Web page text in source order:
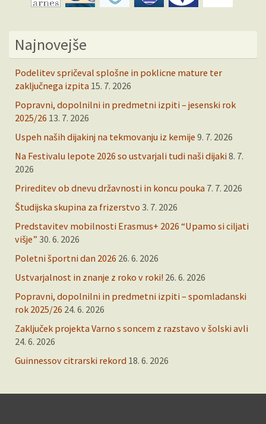
Najnovejše
Podelitev spričeval splošne in poklicne mature ter
zaključnega izpita 15. 7. 2026
Popravni, dopolnilni in predmetni izpiti – jesenski rok
2025/26 13. 7. 2026
Uspeh naših dijakinj na tekmovanju iz kemije 9. 7. 2026
Na Festivalu lepote 2026 so ustvarjali tudi naši dijaki 8. 7.
2026
Prireditev ob dnevu državnosti in koncu pouka 7. 7. 2026
Študijska skupina za frizerstvo 3. 7. 2026
Predstavitev mobilnosti Erasmus+ 2026 “Upamo si ciljati
višje” 30. 6. 2026
Poletni športni dan 2026 26. 6. 2026
Ustvarjalnost in znanje z roko v roki! 26. 6. 2026
Popravni, dopolnilni in predmetni izpiti – spomladanski
rok 2025/26 24. 6. 2026
Zaključek projekta Varno s soncem z razstavo v šolski avli
24. 6. 2026
Guinnessov citrarski rekord 18. 6. 2026